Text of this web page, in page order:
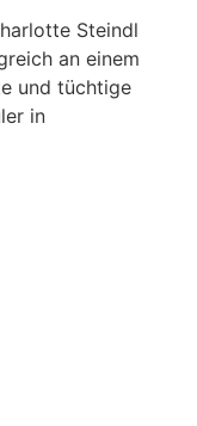
Steindl
an einem
und tüchtige
in